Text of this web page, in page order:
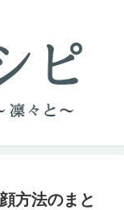
方法のまと